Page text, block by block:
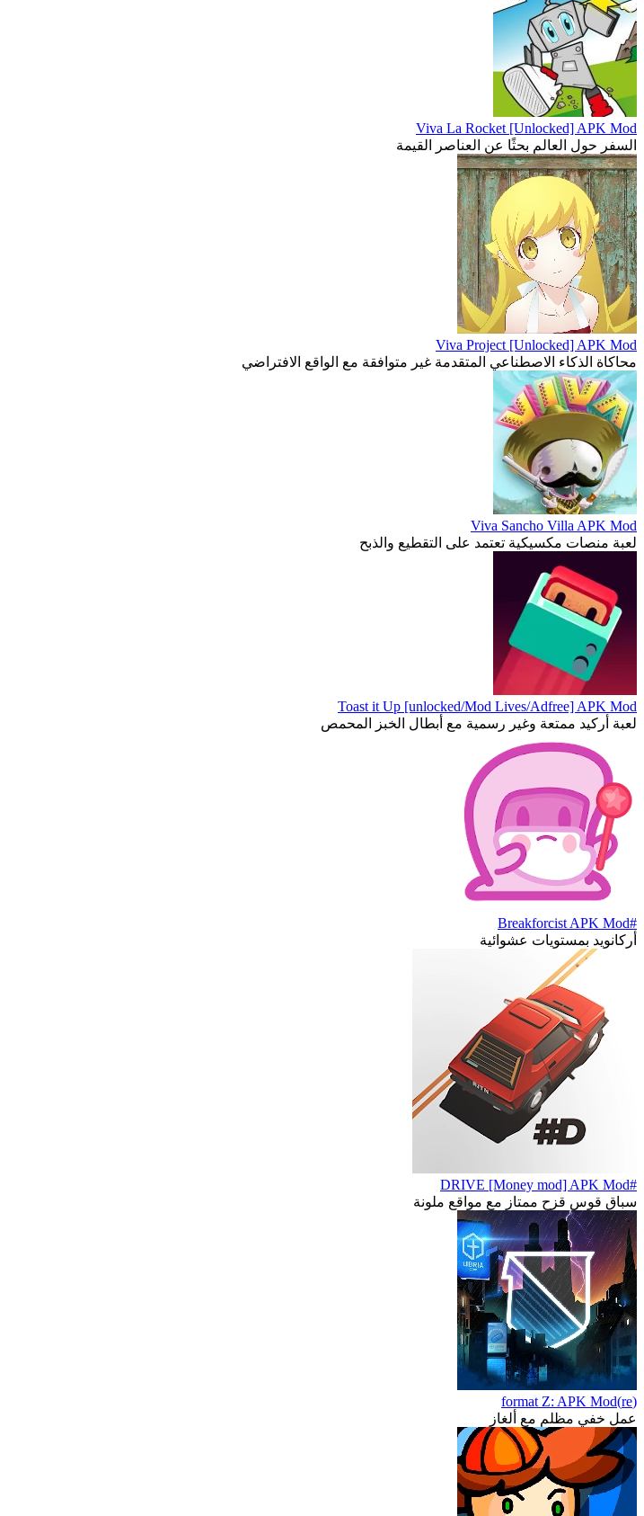
Viva La Rocket [Unlocked] APK Mod
السفر حول العالم بحثًا عن العناصر القيمة
Viva Project [Unlocked] APK Mod
محاكاة الذكاء الاصطناعي المتقدمة غير متوافقة مع الواقع الافتراضي
Viva Sancho Villa APK Mod
لعبة منصات مكسيكية تعتمد على التقطيع والذبح
Toast it Up [unlocked/Mod Lives/Adfree] APK Mod
لعبة أركيد ممتعة وغير رسمية مع أبطال الخبز المحمص
#Breakforcist APK Mod
أركانويد بمستويات عشوائية
#DRIVE [Money mod] APK Mod
سباق قوس قزح ممتاز مع مواقع ملونة
(re)format Z: APK Mod
عمل خفي مظلم مع ألغاز